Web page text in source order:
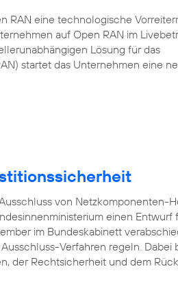
RAN eine technologische
auf Open RAN im
Lösung für das
startet das Unternehmen eine
von Netzkomponenten-
einen Entwurf
im Bundeskabinett
Verfahren regeln. Dabei
der Rechtsicherheit und dem